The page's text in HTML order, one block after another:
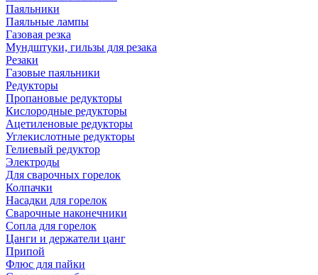
Паяльники
Паяльные лампы
Газовая резка
Мундштуки, гильзы для резака
Резаки
Газовые паяльники
Редукторы
Пропановые редукторы
Кислородные редукторы
Ацетиленовые редукторы
Углекислотные редукторы
Гелиевый редуктор
Электроды
Для сварочных горелок
Колпачки
Насадки для горелок
Сварочные наконечники
Сопла для горелок
Цанги и держатели цанг
Припой
Флюс для пайки